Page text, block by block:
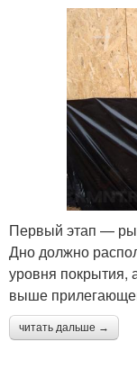
Первый этап —
Дно должно
уровня покрытия,
выше
читать дальше →